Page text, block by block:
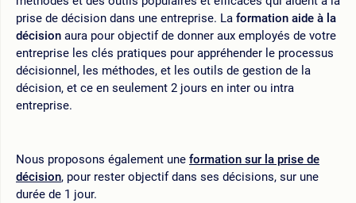
prise de décision dans une entreprise. La formation aide à la
décision aura pour objectif de donner aux employés de votre
entreprise les clés pratiques pour appréhender le processus
décisionnel, les méthodes, et les outils de gestion de la
décision, et ce en seulement 2 jours en inter ou intra
entreprise.
Nous proposons également une formation sur la prise de
décision, pour rester objectif dans ses décisions, sur une
durée de 1 jour.